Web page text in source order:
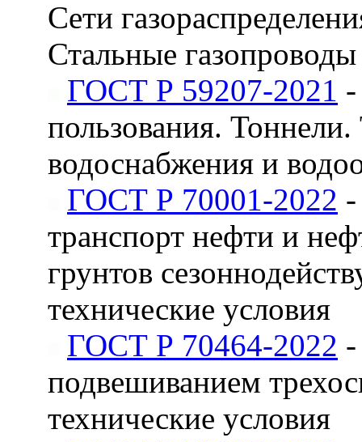
Сети
Стальные газопроводы
ГОСТ Р 59207-2021
пользования.
водоснабжения и
ГОСТ Р 70001-2022
транспорт нефти и
грунтов
технические условия
ГОСТ Р 70464-2022
подвешиванием
технические условия